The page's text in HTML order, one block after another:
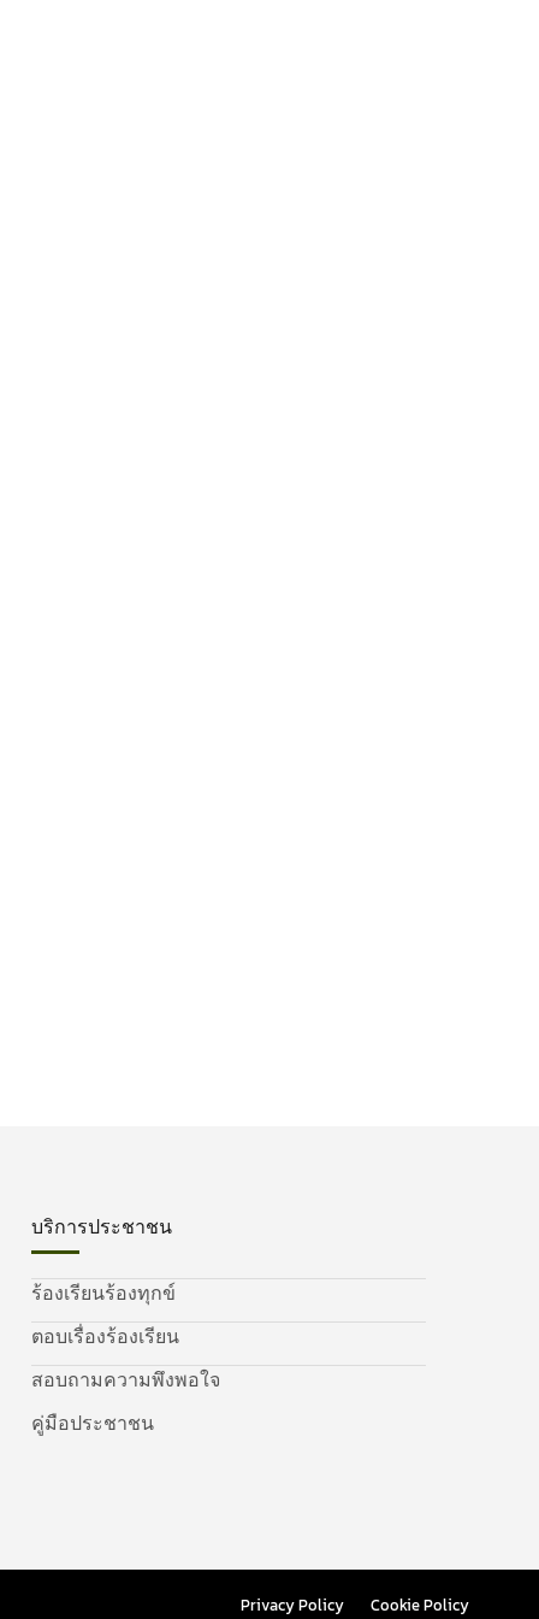
บริการประชาชน
ร้องเรียนร้องทุกข์
ตอบเรื่องร้องเรียน
สอบถามความพึงพอใจ
คู่มือประชาชน
Privacy Policy Cookie Policy